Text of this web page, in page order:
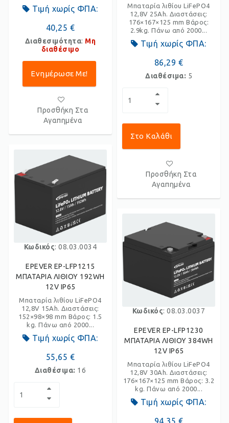
Τιμή χωρίς ΦΠΑ:
40,25 €
Διαθεσιμότητα: Μη
διαθέσιμο
Ενημέρωσε Με!
Προσθήκη Στα
Αγαπημένα
Κωδικός: 08.03.0034
EPEVER EP-LFP1215
ΜΠΑΤΑΡΙΑ ΛΙΘΙΟΥ 192WH
12V IP65
Μπαταρία λιθίου LiFePO4
12,8V 15Ah. Διαστάσεις:
152×98×98 mm Βάρος: 1.5
kg. Πάνω από 2000...
Τιμή χωρίς ΦΠΑ:
55,65 €
Διαθέσιμα: 16
Μπαταρία λιθίου LiFePO4
12,8V 25Ah. Διαστάσεις:
176×167×125 mm Βάρος:
2.9kg. Πάνω από 2000...
Τιμή χωρίς ΦΠΑ:
86,29 €
Διαθέσιμα: 5
Στο Καλάθι
Προσθήκη Στα
Αγαπημένα
Κωδικός: 08.03.0037
EPEVER EP-LFP1230
ΜΠΑΤΑΡΙΑ ΛΙΘΙΟΥ 384WH
12V IP65
Μπαταρία λιθίου LiFePO4
12,8V 30Ah. Διαστάσεις:
176×167×125 mm Βάρος: 3.2
kg. Πάνω από 2000...
Τιμή χωρίς ΦΠΑ:
94,35 €